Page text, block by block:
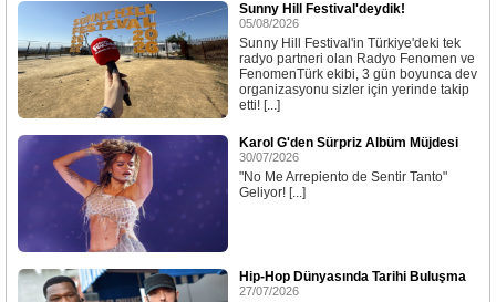
Sunny Hill Festival'deydik!
05/08/2026
Sunny Hill Festival'in Türkiye'deki tek
radyo partneri olan Radyo Fenomen ve
FenomenTürk ekibi, 3 gün boyunca dev
organizasyonu sizler için yerinde takip
etti! [...]
Karol G'den Sürpriz Albüm Müjdesi
30/07/2026
"No Me Arrepiento de Sentir Tanto"
Geliyor! [...]
Hip-Hop Dünyasında Tarihi Buluşma
27/07/2026